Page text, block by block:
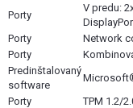
Porty
V predu:
Porty
Network
Porty
Predinštalovaný
software
Porty
TPM 1.2/